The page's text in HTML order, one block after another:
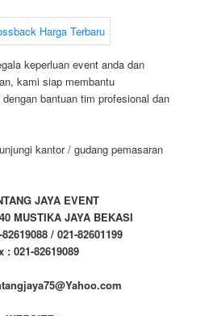
keperluan event anda dan
kami siap membantu
bantuan tim profesional dan
kantor / gudang pemasaran
JAYA EVENT
MUSTIKA JAYA BEKASI
/ 021-82601199
: 021-82619089